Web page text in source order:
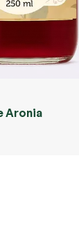
Aronia